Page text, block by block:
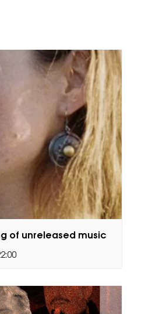
of unreleased music